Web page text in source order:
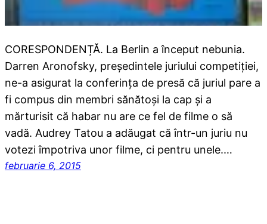
CORESPONDENȚĂ. La Berlin a început nebunia.
Darren Aronofsky, președintele juriului competiției,
ne-a asigurat la conferința de presă că juriul pare a
fi compus din membri sănătoși la cap și a
mărturisit că habar nu are ce fel de filme o să
vadă. Audrey Tatou a adăugat că într-un juriu nu
votezi împotriva unor filme, ci pentru unele.…
februarie 6, 2015